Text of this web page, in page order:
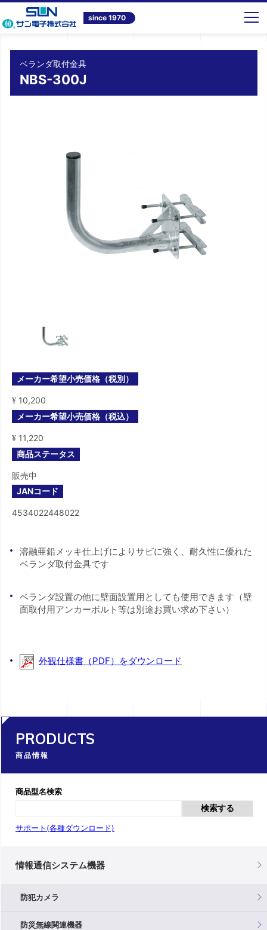
since 1970
トップ 商品情報 テレビ共同受信システム機器 ベランダ取付金具 NBS-300J
PRODUCTS
商品情報
商品型名検索
検索する
サポート(各種ダウンロード)
情報通信システム機器
防犯カメラ
防災無線関連機器
ベランダ取付金具
NBS-300J
メーカー希望小売価格（税別）
¥ 10,200
メーカー希望小売価格（税込）
¥ 11,220
商品ステータス
販売中
JANコード
4534022448022
溶融亜鉛メッキ仕上げによりサビに強く、耐久性に優れた
ベランダ取付金具です
ベランダ設置の他に壁面設置用としても使用できます（壁
面取付用アンカーボルト等は別途お買い求め下さい）
外観仕様書（PDF）をダウンロード